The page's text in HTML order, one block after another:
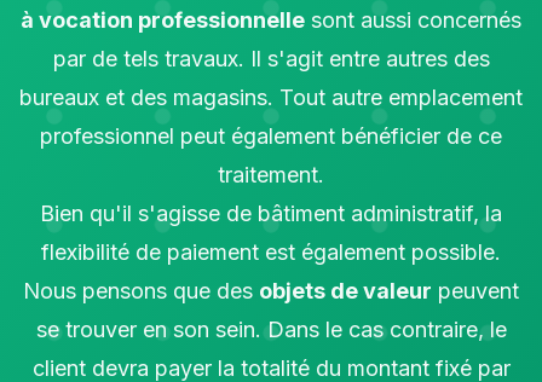
à vocation professionnelle sont aussi concernés
par de tels travaux. Il s'agit entre autres des
bureaux et des magasins. Tout autre emplacement
professionnel peut également bénéficier de ce
traitement.
Bien qu'il s'agisse de bâtiment administratif, la
flexibilité de paiement est également possible.
Nous pensons que des objets de valeur peuvent
se trouver en son sein. Dans le cas contraire, le
client devra payer la totalité du montant fixé par